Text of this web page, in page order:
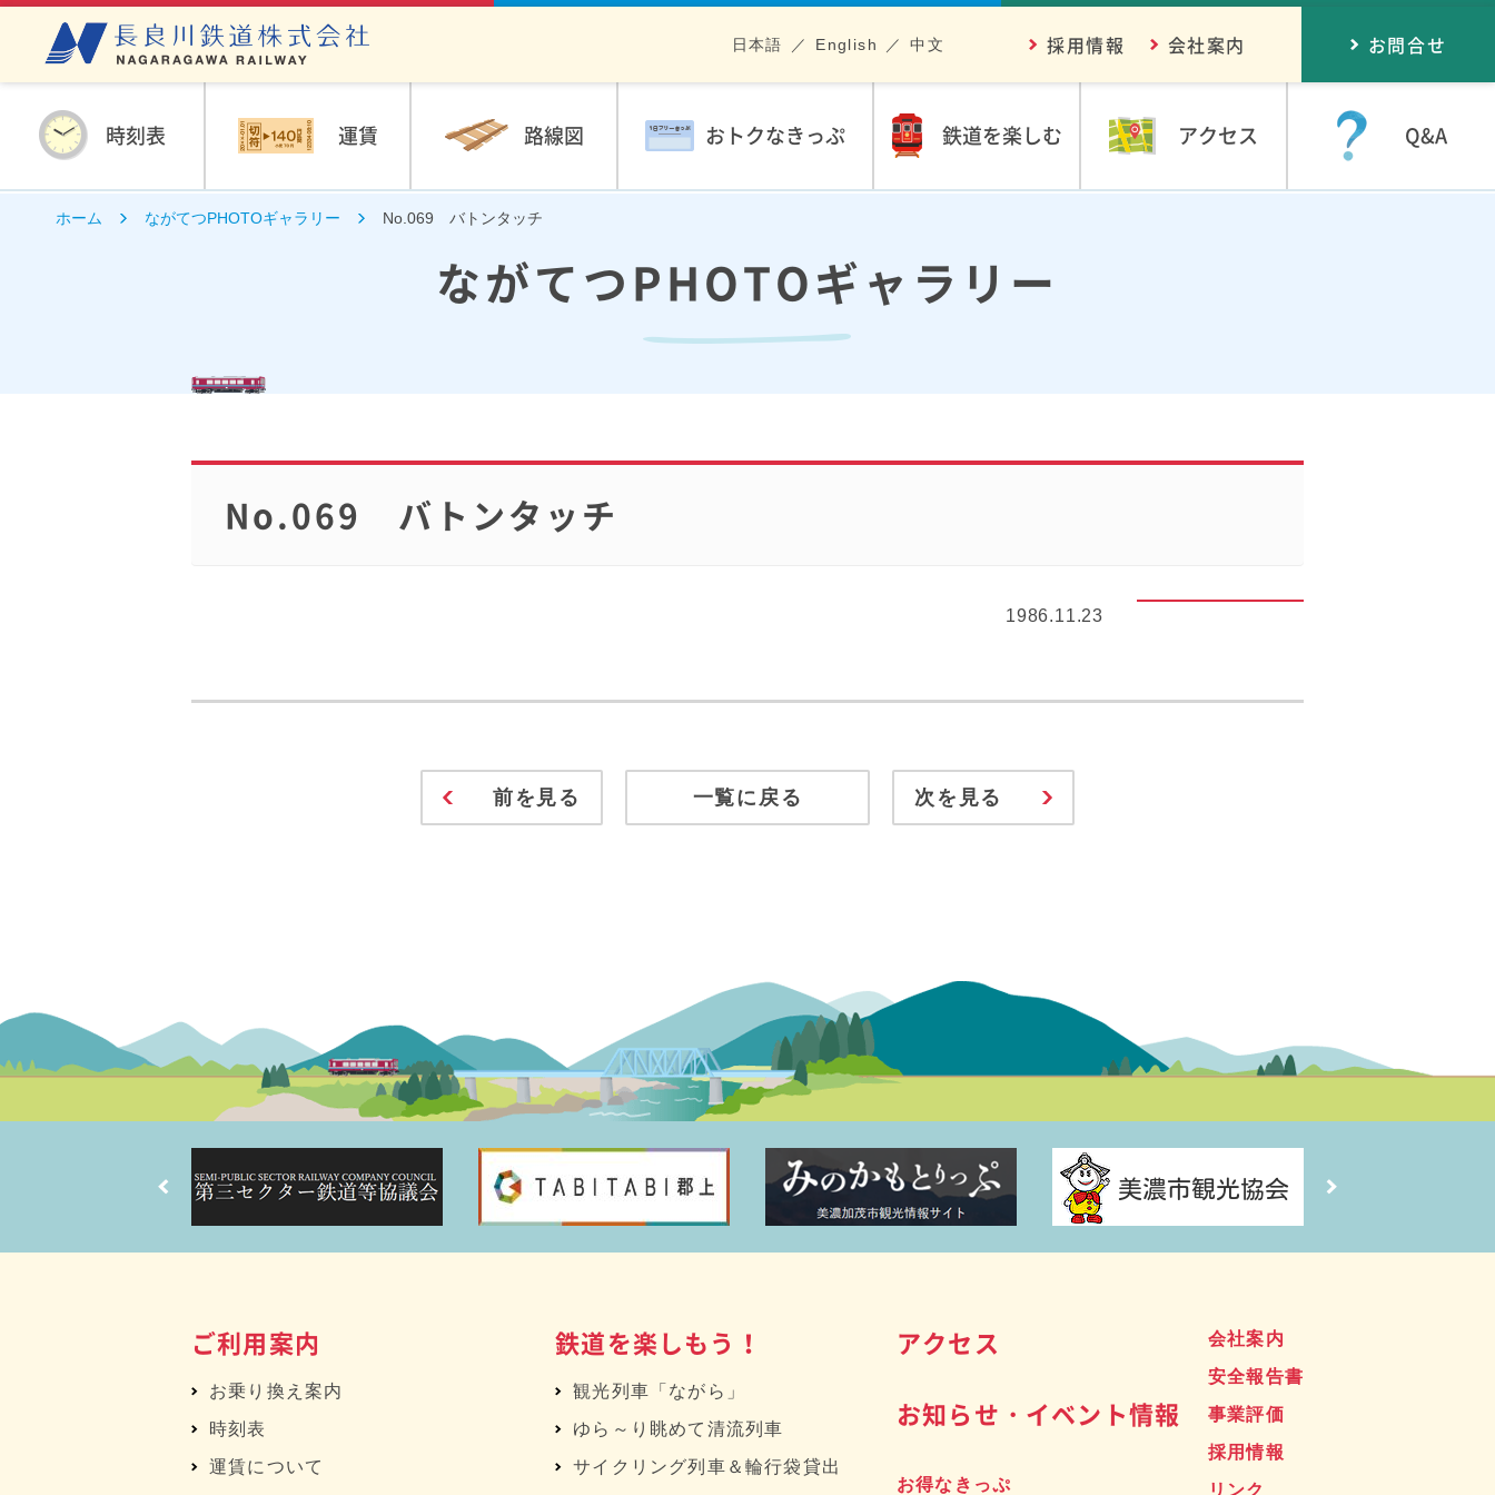
時刻表 運賃 路線図 おトクなきっぷ 鉄道を楽しむ アクセス Q&A
採用情報 会社案内
日本語 English 中文 お問合せ
ホーム ながてつPHOTOギャラリー No.069 バトンタッチ
ながてつPHOTOギャラリー
No.069 バトンタッチ
1986.11.23
前を見る 一覧に戻る 次を見る
ご利用案内
お乗り換え案内
時刻表
運賃について
鉄道を楽しもう！
観光列車「ながら」
ゆら～り眺めて清流列車
サイクリング列車＆輪行袋貸出
アクセス
お知らせ・イベント情報
お得なきっぷ
会社案内
安全報告書
事業評価
採用情報
リンク